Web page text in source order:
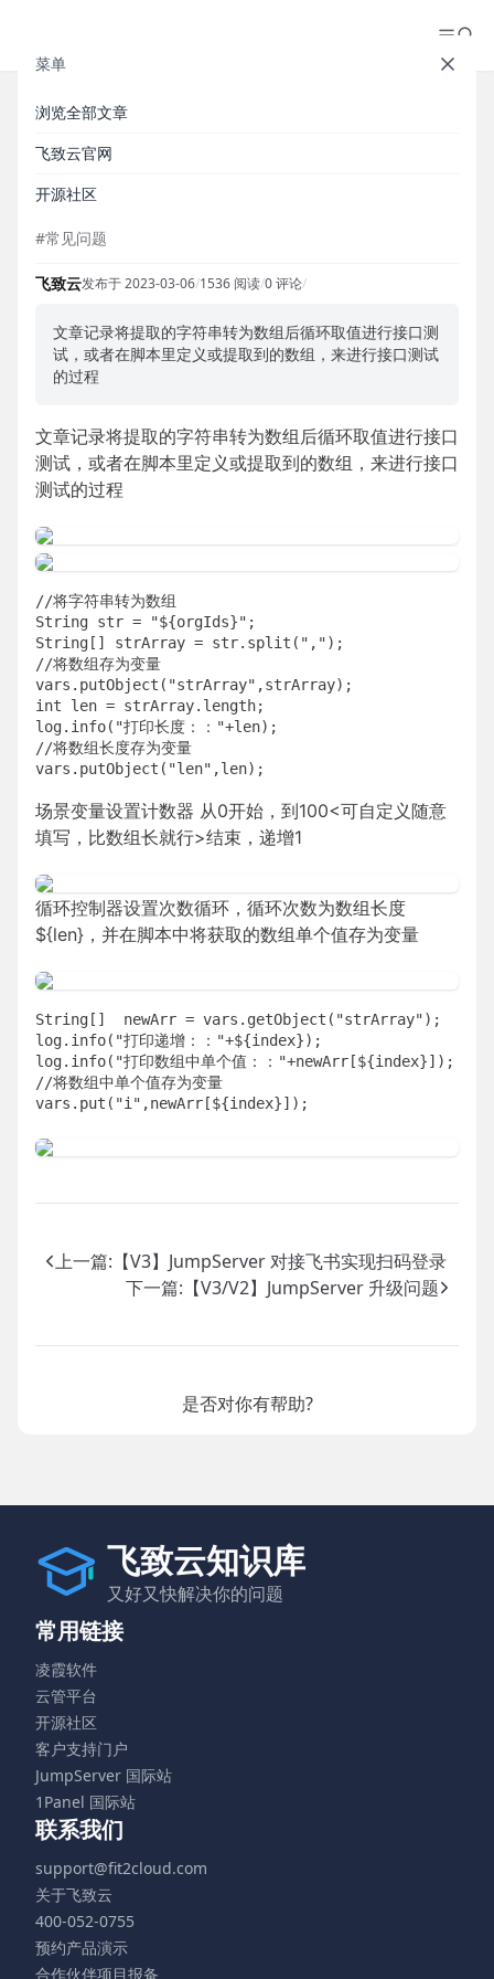
菜单
浏览全部文章
飞致云官网
开源社区
MeterSphere 将提取的字符串转
为数组后循环取值进行接口测试
#常见问题
飞致云发布于 2023-03-06/1536 阅读/0 评论/
文章记录将提取的字符串转为数组后循环取值进行接口测
试，或者在脚本里定义或提取到的数组，来进行接口测试
的过程
文章记录将提取的字符串转为数组后循环取值进行接口
测试，或者在脚本里定义或提取到的数组，来进行接口
测试的过程
//将字符串转为数组
String str = "${orgIds}";
String[] strArray = str.split(",");
//将数组存为变量
vars.putObject("strArray",strArray);
int len = strArray.length;
log.info("打印长度：："+len);
//将数组长度存为变量
vars.putObject("len",len);
场景变量设置计数器 从0开始，到100<可自定义随意
填写，比数组长就行>结束，递增1
循环控制器设置次数循环，循环次数为数组长度
${len}，并在脚本中将获取的数组单个值存为变量
String[]  newArr = vars.getObject("strArray");
log.info("打印递增：："+${index});
log.info("打印数组中单个值：："+newArr[${index}]);
//将数组中单个值存为变量
vars.put("i",newArr[${index}]);
上一篇: 【V3】JumpServer 对接飞书实现扫码登录
下一篇: 【V3/V2】JumpServer 升级问题
是否对你有帮助?
飞致云知识库
又好又快解决你的问题
常用链接
凌霞软件
云管平台
开源社区
客户支持门户
JumpServer 国际站
1Panel 国际站
联系我们
support@fit2cloud.com
关于飞致云
400-052-0755
预约产品演示
合作伙伴项目报备